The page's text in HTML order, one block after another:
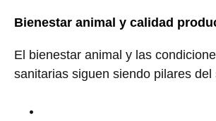
Bienestar animal y calidad
El bienestar animal y las
sanitarias siguen siendo pilares del